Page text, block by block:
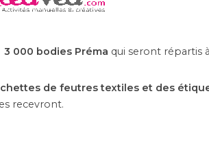
3 000 bodies Préma qui seront répartis
de feutres textiles et des
recevront.